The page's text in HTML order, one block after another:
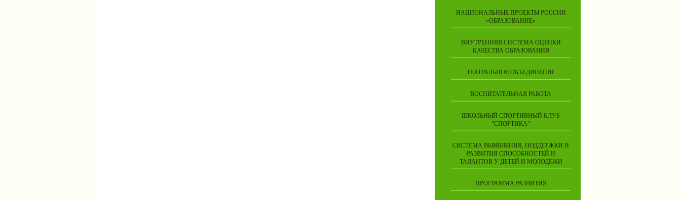
НАЦИОНАЛЬНЫЕ ПРОЕКТЫ РОССИИ
«ОБРАЗОВАНИЕ»
ВНУТРЕННЯЯ СИСТЕМА ОЦЕНКИ
КАЧЕСТВА ОБРАЗОВАНИЯ
ТЕАТРАЛЬНОЕ ОБЪЕДИНЕНИЕ
ВОСПИТАТЕЛЬНАЯ РАБОТА
ШКОЛЬНЫЙ СПОРТИВНЫЙ КЛУБ
"СПОРТИКА"
СИСТЕМА ВЫЯВЛЕНИЯ, ПОДДЕРЖКИ И
РАЗВИТИЯ СПОСОБНОСТЕЙ И
ТАЛАНТОВ У ДЕТЕЙ И МОЛОДЕЖИ
ПРОГРАММА РАЗВИТИЯ